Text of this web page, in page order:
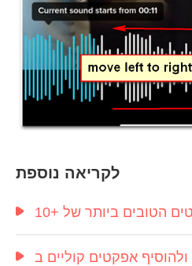
לקריאה נוספת